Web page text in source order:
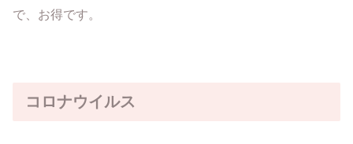
で、お得です。
コロナウイルス